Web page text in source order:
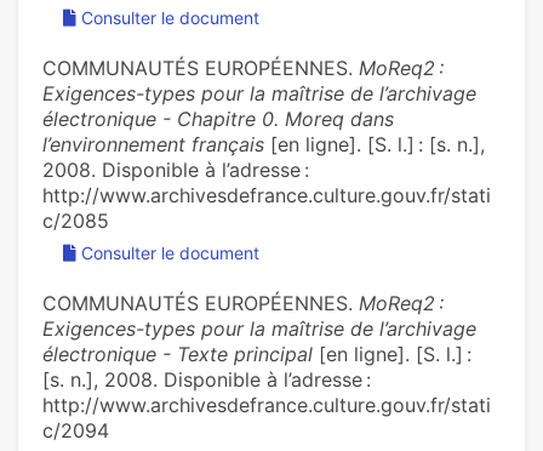
Consulter le document
COMMUNAUTÉS EUROPÉENNES. MoReq2 :
Exigences-types pour la maîtrise de l’archivage
électronique - Chapitre 0. Moreq dans
l’environnement français [en ligne]. [S. l.] : [s. n.],
2008. Disponible à l’adresse :
http://www.archivesdefrance.culture.gouv.fr/stati
c/2085
Consulter le document
COMMUNAUTÉS EUROPÉENNES. MoReq2 :
Exigences-types pour la maîtrise de l’archivage
électronique - Texte principal [en ligne]. [S. l.] :
[s. n.], 2008. Disponible à l’adresse :
http://www.archivesdefrance.culture.gouv.fr/stati
c/2094